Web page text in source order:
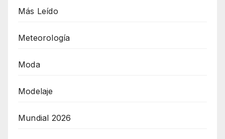
Más Leído
Meteorología
Moda
Modelaje
Mundial 2026